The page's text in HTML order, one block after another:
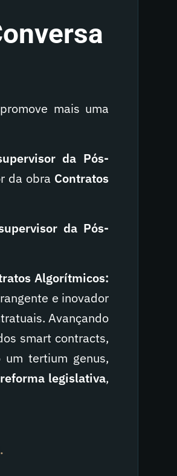
mais uma
da Pós-
da obra Contratos
da Pós-
Algorítmicos:
e inovador
Avançando
smart contracts,
tertium genus,
legislativa,